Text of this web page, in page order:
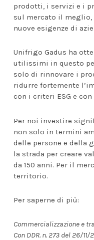
prodotti, i servizi e i
sul mercato il meglio,
nuove esigenze di
Unifrigo Gadus ha
utilissimi in questo
solo di rinnovare i
ridurre fortemente
con i criteri ESG e
Per noi investire
non solo in termini
delle persone e della
la strada per creare
da 150 anni. Per il
territorio.
Per saperne di più:
Commercializzazione e
Con DDR. n. 273 del 26/11/